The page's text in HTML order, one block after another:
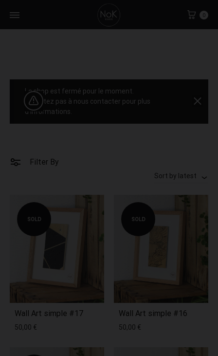
Cart
0
Le shop est fermé pour le moment.
N'hésitez pas à nous contacter pour plus
d'informations.
Filter By
Sort by latest
SOLD
Wall Art simple #17
50,00 €
SOLD
Wall Art simple #16
50,00 €